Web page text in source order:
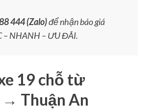
444 (Zalo)để nhận báo giá
– NHANH – ƯU ĐÃI.
19 chỗ từ
→ Thuận An